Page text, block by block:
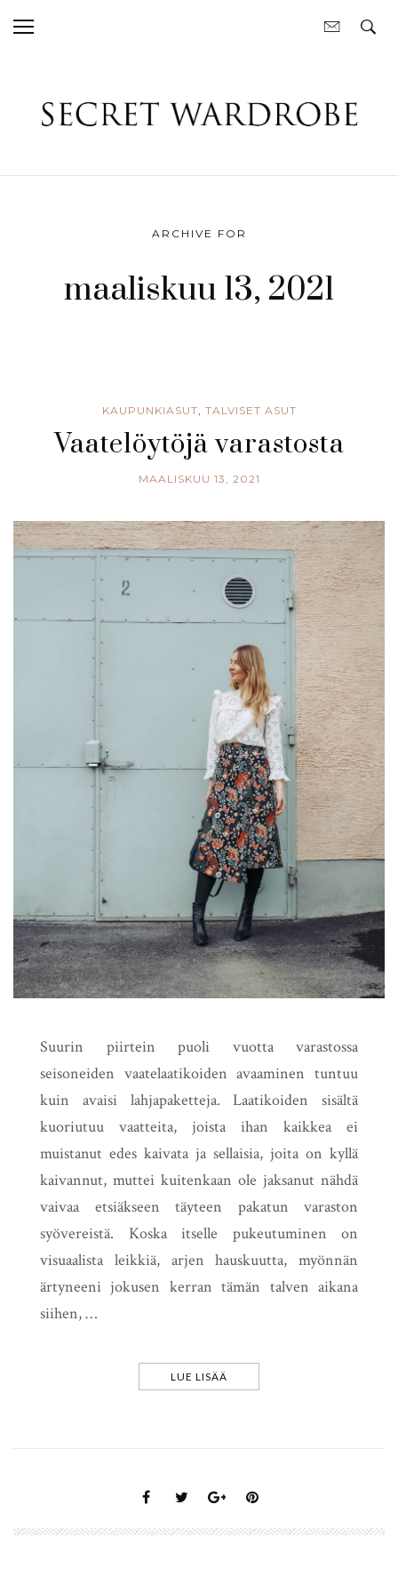
ARCHIVE FOR
maaliskuu 13, 2021
KAUPUNKIASUT TALVISET ASUT
Vaatelöytöjä varastosta
MAALISKUU 13, 2021
Suurin piirtein puoli vuotta varastossa
seisoneiden vaatelaatikoiden avaaminen tuntuu
kuin avaisi lahjapaketteja. Laatikoiden sisältä
kuoriutuu vaatteita, joista ihan kaikkea ei
muistanut edes kaivata ja sellaisia, joita on kyllä
kaivannut, muttei kuitenkaan ole jaksanut nähdä
vaivaa etsiäkseen täyteen pakatun varaston
syövereistä. Koska itselle pukeutuminen on
visuaalista leikkiä, arjen hauskuutta, myönnän
ärtyneeni jokusen kerran tämän talven aikana
siihen, …
LUE LISÄÄ